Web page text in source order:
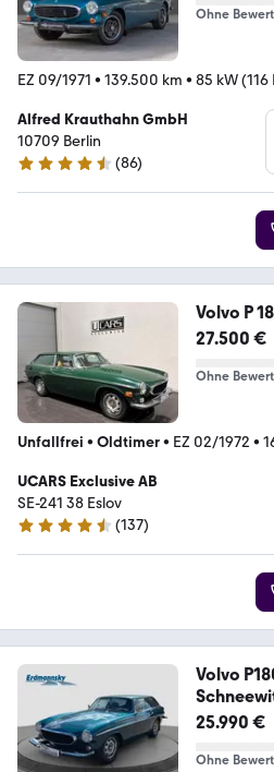
Ohne
EZ 09/1971 • 139.500 km • 85 kW (116
Alfred Krauthahn GmbH
10709 Berlin
4.7 Sterne
(86)
Volvo P
27.500 €
Ohne
Unfallfrei • Oldtimer• EZ 02/1972 •
UCARS Exclusive AB
SE-241 38 Eslov
4.7 Sterne
(137)
Volvo
25.990 €
Ohne